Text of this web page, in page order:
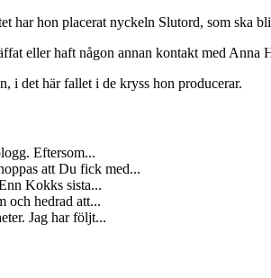
har hon placerat nyckeln Slutord, som ska
eller haft någon annan kontakt med Anna
i det här fallet i de kryss hon producerar.
Eftersom...
att Du fick med...
Kokks sista...
och hedrad att...
Jag har följt...